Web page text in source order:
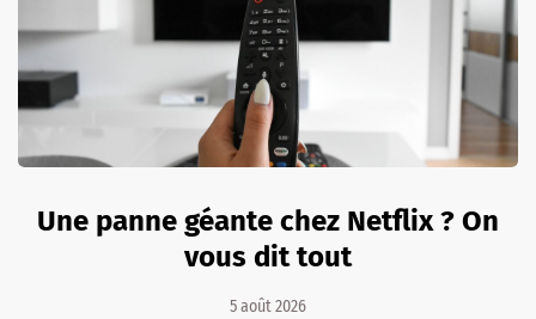
Une panne géante chez Netflix ? On
vous dit tout
5 août 2026